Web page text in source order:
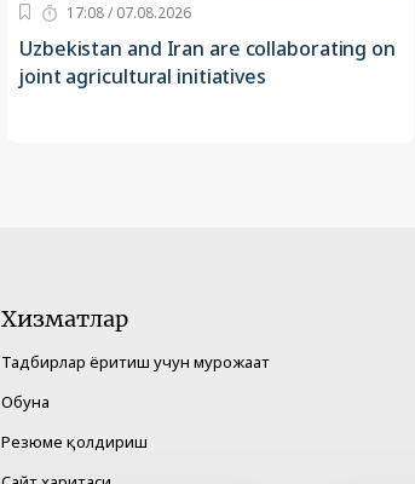
17:08 / 07.08.2026
Uzbekistan and Iran are collaborating on
joint agricultural initiatives
Хизматлар
Тадбирлар ёритиш учун мурожаат
Обуна
Резюме қолдириш